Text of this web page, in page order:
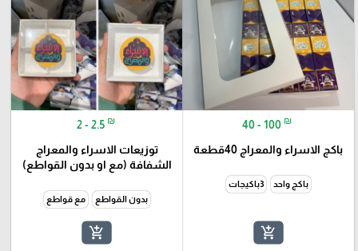
40 - 100 ₪
باكج الاسراء والمعراج 40قطعة
باكج واحد 3باكيجات
add_shopping_cart
2 - 2.5 ₪
توزيعات الاسراء والمعراج
الشفافة (مع او بدون القواطع)
بدون القواطع مع قواطع
add_shopping_cart